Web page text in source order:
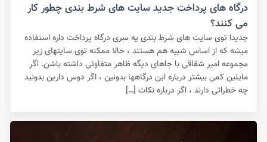
درگاه های پرداخت جدید سایت های شرط بندی چطور کار
می کنند؟
جدیدا توی سایت های شرط بندی یه سری درگاه پرداخت داره استفاده
میشه که از اساس شبیه هم هستند ، حالا ممکنه توی سایتهای زیر
مجموعه امیر شقاقی با جاهای دیگه ظاهر متفاوتی داشته باشن. اگر
مایلین کمی بیشتر درباره این درگاهها بدونین ، اگر دوس دارین بدونید
چه خطراتی دارند ، اگر درباره نکات […]